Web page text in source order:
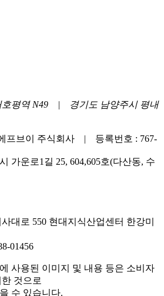
호평역 N49 | 경기도 남양주시 평내
프브이 주식회사 | 등록번호 : 767-
가운로1길 25, 604,605호(다산동, 수
대로 550 현대지식산업센터 한강미
01456
사용된 이미지 및 내용 등은 소비자
것으로
수 있습니다.